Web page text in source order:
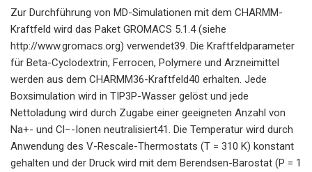
Zur Durchführung von MD-Simulationen mit dem CHARMM-
Kraftfeld wird das Paket GROMACS 5.1.4 (siehe
http://www.gromacs.org) verwendet39. Die Kraftfeldparameter
für Beta-Cyclodextrin, Ferrocen, Polymere und Arzneimittel
werden aus dem CHARMM36-Kraftfeld40 erhalten. Jede
Boxsimulation wird in TIP3P-Wasser gelöst und jede
Nettoladung wird durch Zugabe einer geeigneten Anzahl von
Na+- und Cl−-Ionen neutralisiert41. Die Temperatur wird durch
Anwendung des V-Rescale-Thermostats (T = 310 K) konstant
gehalten und der Druck wird mit dem Berendsen-Barostat (P = 1